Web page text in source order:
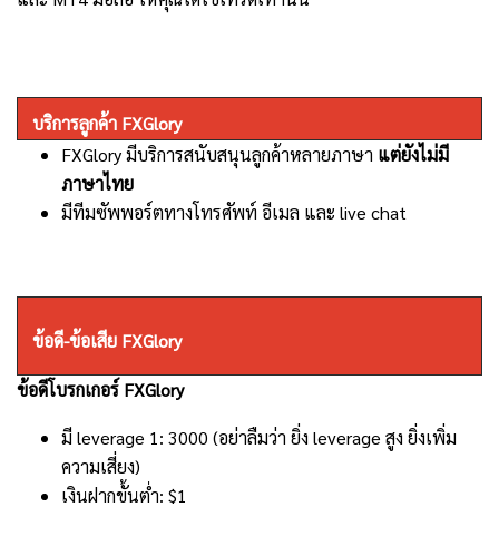
บริการลูกค้า FXGlory
FXGlory มีบริการสนับสนุนลูกค้าหลายภาษา แต่ยังไม่มี
ภาษาไทย
มีทีมซัพพอร์ตทางโทรศัพท์ อีเมล และ live chat
ข้อดี-ข้อเสีย FXGlory
ข้อดีโบรกเกอร์ FXGlory
มี leverage 1: 3000 (อย่าลืมว่า ยิ่ง leverage สูง ยิ่งเพิ่ม
ความเสี่ยง)
เงินฝากขั้นต่ำ: $1